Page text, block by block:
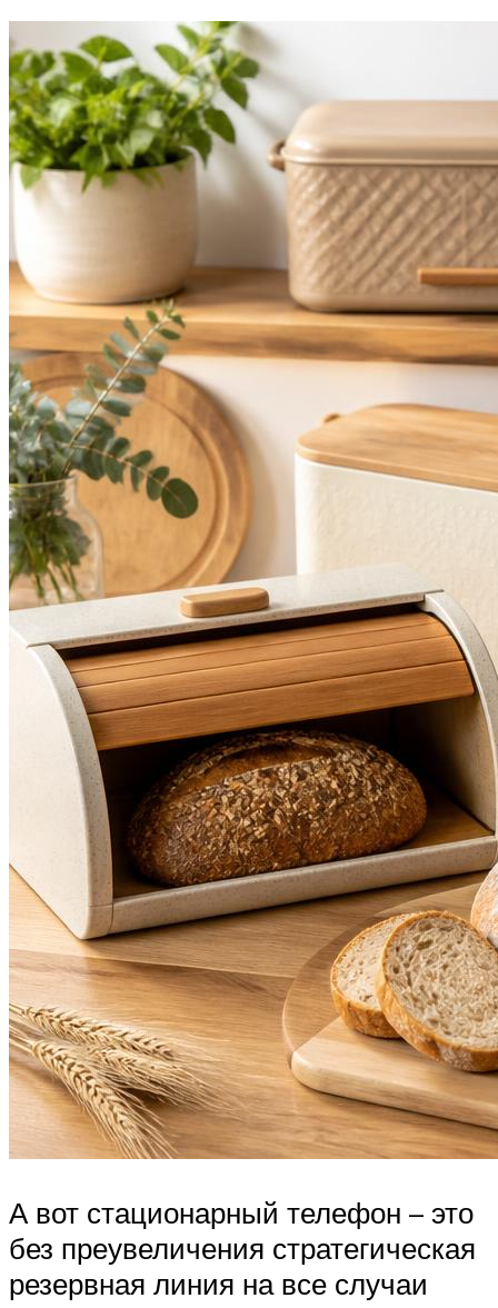
А вот стационарный телефон – это
без преувеличения стратегическая
резервная линия на все случаи